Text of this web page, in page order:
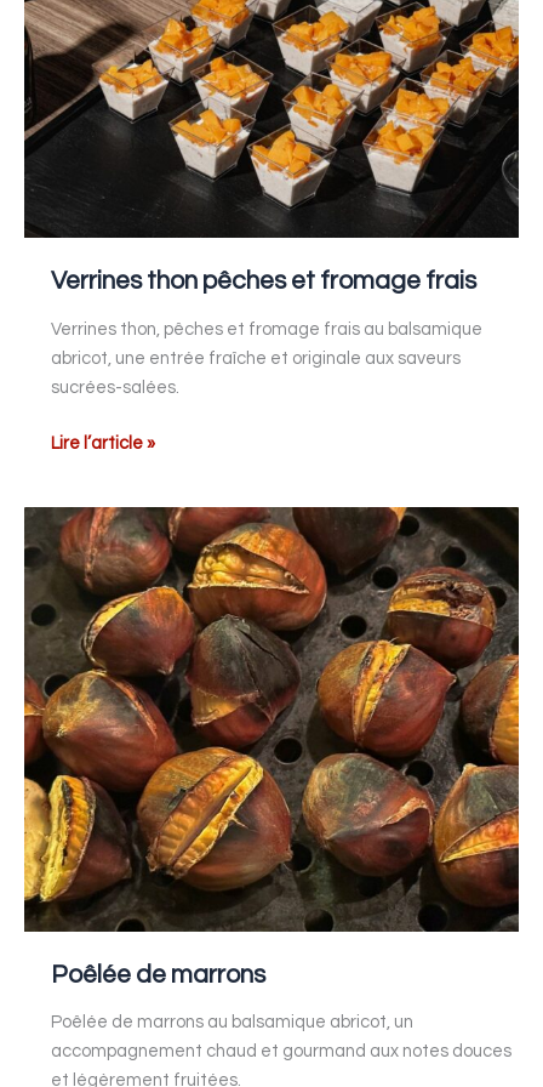
Verrines thon pêches et fromage frais
Verrines thon, pêches et fromage frais au balsamique
abricot, une entrée fraîche et originale aux saveurs
sucrées-salées.
Lire l’article »
Poêlée de marrons
Poêlée de marrons au balsamique abricot, un
accompagnement chaud et gourmand aux notes douces
et légèrement fruitées.
Poêlée
de
marrons